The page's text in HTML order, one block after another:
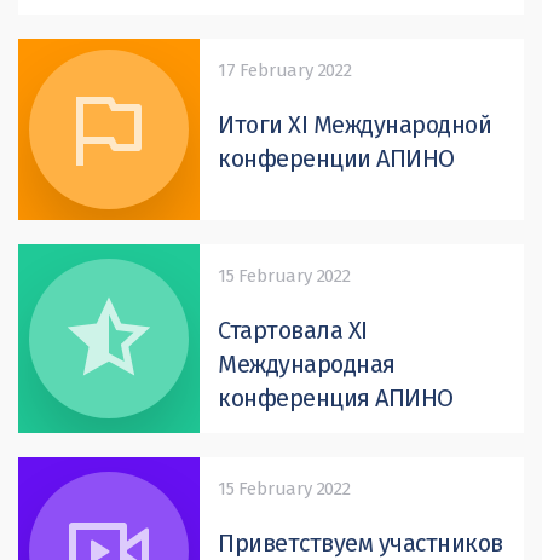
17 February 2022
Итоги XI Международной
конференции АПИНО
15 February 2022
Стартовала XI
Международная
конференция АПИНО
15 February 2022
Приветствуем участников